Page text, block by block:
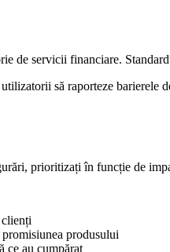
de servicii financiare.
să raporteze
prioritizați în funcție de
produsului
ce au cumpărat